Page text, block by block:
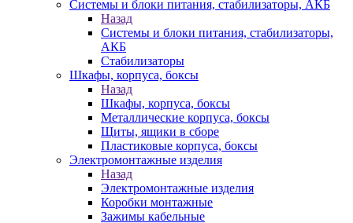
Системы и блоки питания, стабилизаторы, АКБ
Назад
Системы и блоки питания, стабилизаторы,
АКБ
Стабилизаторы
Шкафы, корпуса, боксы
Назад
Шкафы, корпуса, боксы
Металлические корпуса, боксы
Щиты, ящики в сборе
Пластиковые корпуса, боксы
Электромонтажные изделия
Назад
Электромонтажные изделия
Коробки монтажные
Зажимы кабельные